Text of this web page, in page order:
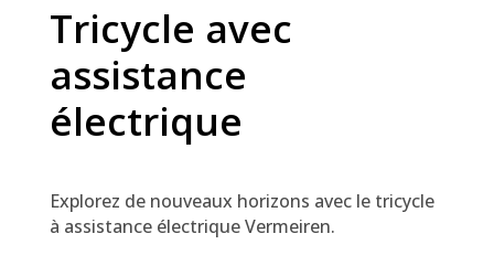
Tricycle avec
assistance
électrique
Explorez de nouveaux horizons avec le tricycle
à assistance électrique Vermeiren.